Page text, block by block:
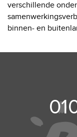
verschillende
binnen- en